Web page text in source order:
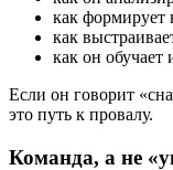
как формирует
как
как он
Если он говорит
это путь к провалу.
Команда, а не